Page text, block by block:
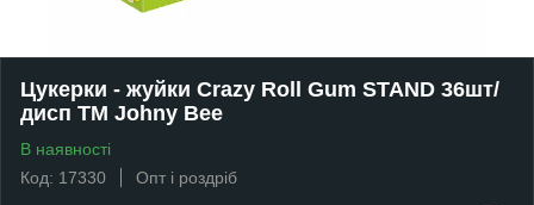
Цукерки - жуйки Crazy Roll Gum STAND 36шт/
дисп TM Johny Bee
В наявності
Код: 17330
Опт і роздріб